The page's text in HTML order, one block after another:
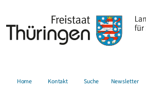
Home Kontakt Suche Newsletter